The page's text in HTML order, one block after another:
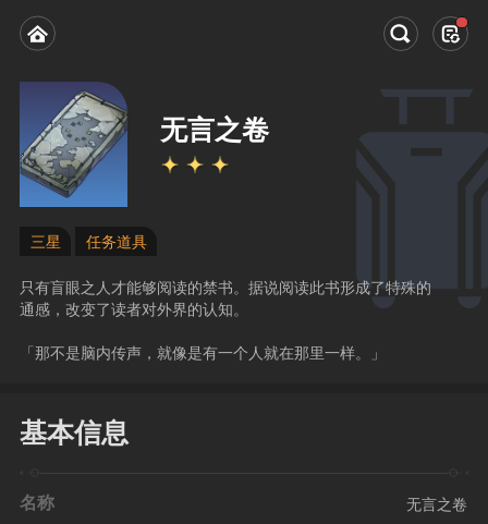
无言之卷
三星 任务道具
只有盲眼之人才能够阅读的禁书。据说阅读此书形成了特殊的
通感，改变了读者对外界的认知。
「那不是脑内传声，就像是有一个人就在那里一样。」
基本信息
名称 无言之卷